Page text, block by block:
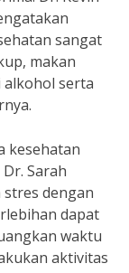
sangat
makan
alkohol serta
kesehatan
Sarah
dengan
dapat
waktu
aktivitas